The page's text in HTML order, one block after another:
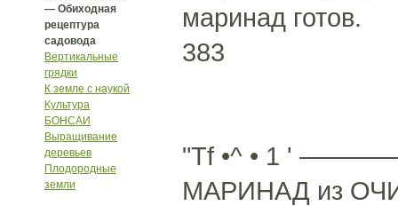
— Обиходная
рецептура
садовода
Вертикальные
грядки
К земле с наукой
Культура
БОНСАИ
Выращивание
деревьев
Плодородные
земли
маринад готов.
383
"Tf •^ • 1 '
МАРИНАД из